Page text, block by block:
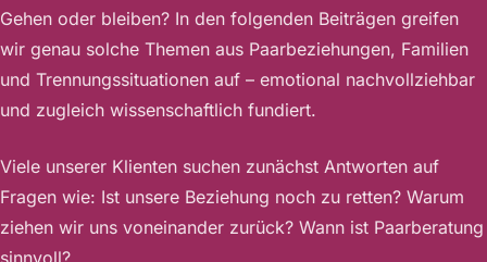
Gehen oder bleiben? In den folgenden Beiträgen greifen
wir genau solche Themen aus Paarbeziehungen, Familien
und Trennungssituationen auf – emotional nachvollziehbar
und zugleich wissenschaftlich fundiert.
Viele unserer Klienten suchen zunächst Antworten auf
Fragen wie: Ist unsere Beziehung noch zu retten? Warum
ziehen wir uns voneinander zurück? Wann ist Paarberatung
sinnvoll?